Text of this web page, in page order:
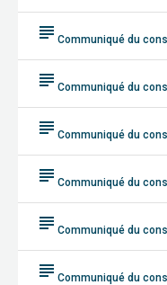
subject Communiqué du
subject Communiqué du
subject Communiqué du
subject Communiqué du
subject Communiqué du
subject Communiqué du